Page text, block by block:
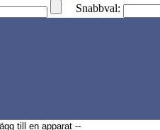
Snabbval: